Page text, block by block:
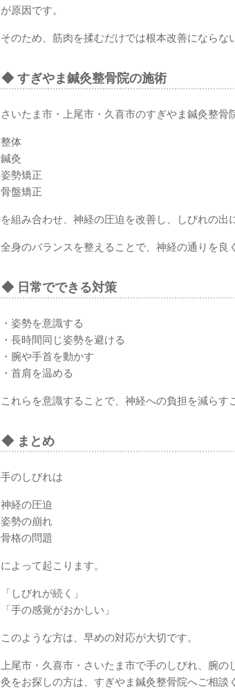
が原因です。
そのため、筋肉を揉むだけでは根本改善にならな
◆ すぎやま鍼灸整骨院の施術
さいたま市・上尾市・久喜市のすぎやま鍼灸整骨
整体
鍼灸
姿勢矯正
骨盤矯正
を組み合わせ、神経の圧迫を改善し、しびれの出
全身のバランスを整えることで、神経の通りを良
◆ 日常でできる対策
・姿勢を意識する
・長時間同じ姿勢を避ける
・腕や手首を動かす
・首肩を温める
これらを意識することで、神経への負担を減らす
◆ まとめ
手のしびれは
神経の圧迫
姿勢の崩れ
骨格の問題
によって起こります。
「しびれが続く」
「手の感覚がおかしい」
このような方は、早めの対応が大切です。
上尾市・久喜市・さいたま市で手のしびれ、腕
灸をお探しの方は、すぎやま鍼灸整骨院へご相談